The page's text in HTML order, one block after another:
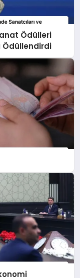
Ödülleri
Ödüllendirdi